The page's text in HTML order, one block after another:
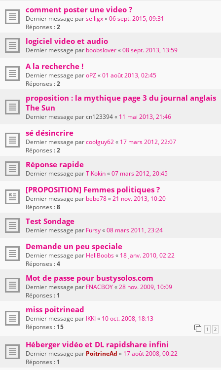
comment poster une video ?
Dernier message parselligx«06 sept. 2015, 09:31
Réponses :2
logiciel video et audio
Dernier message par boobslover«08 sept. 2013, 13:59
A la recherche !
Dernier message paroPZ«01 août 2013, 02:45
Réponses :2
proposition : la mythique page 3 du journal anglais
The Sun
Dernier message parcn123394« 11 mai 2013, 21:46
sé désincrire
Dernier message parcoolguy62« 17 mars 2012, 22:07
Réponses :2
Réponse rapide
Dernier message parTiKokin«07 mars 2012, 20:45
[PROPOSITION] Femmes politiques ?
Dernier message par bebe78«21 nov. 2013, 10:20
Réponses :8
Test Sondage
Dernier message par Fursy«08 mars 2011, 23:24
Demande un peu speciale
Dernier message par HellBoobs« 18 janv. 2010, 02:22
Réponses :4
Mot de passe pour bustysolos.com
Dernier message par FNACBOY«28 nov. 2009, 10:09
Réponses : 1
miss poitrinead
Dernier message par IKKI« 10 oct. 2008, 18:13
Réponses : 15 1 2
Héberger vidéo et DL rapidshare infini
Dernier message par PoitrineAd « 17 août 2008, 00:22
Réponses : 1